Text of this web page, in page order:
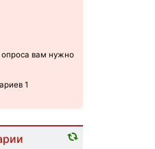
опроса вам нужно
1